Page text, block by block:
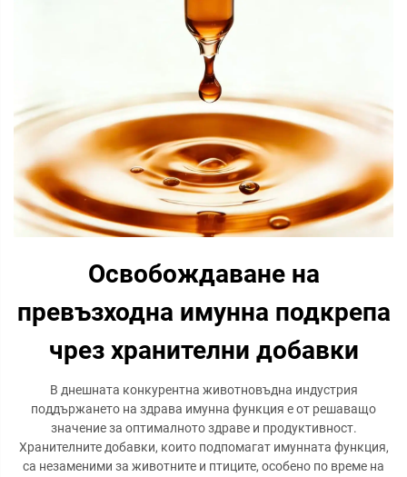
Освобождаване на
превъзходна имунна подкрепа
чрез хранителни добавки
В днешната конкурентна животновъдна индустрия
поддържането на здрава имунна функция е от решаващо
значение за оптималното здраве и продуктивност.
Хранителните добавки, които подпомагат имунната функция,
са незаменими за животните и птиците, особено по време на